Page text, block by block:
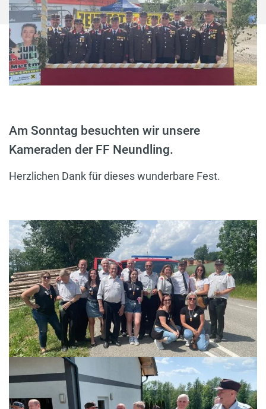
Am Sonntag besuchten wir unsere
Kameraden der FF Neundling.
Herzlichen Dank für dieses wunderbare Fest.